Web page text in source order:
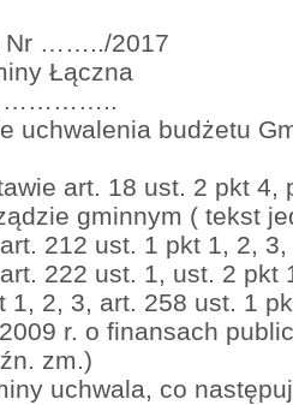
Nr ……../2017
Łączna
uchwalenia budżetu
art. 18 ust. 2 pkt
gminnym ( tekst
212 ust. 1 pkt 1, 2,
222 ust. 1, ust. 2 pkt
1, 2, 3, art. 258 ust. 1
r. o finansach
zm.)
uchwala, co